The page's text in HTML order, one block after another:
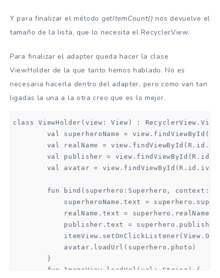
Y para finalizar el método getItemCount() nos devuelve el
tamaño de la lista, que lo necesita el RecyclerView.
Para finalizar el adapter queda hacer la clase
ViewHolder de la que tanto hemos hablado. No es
necesaria hacerla dentro del adapter, pero como van tan
ligadas la una a la otra creo que es lo mejor.
class ViewHolder(view: View) :
val superheroName =
val realName =
val publisher =
val avatar =
fun bind(superhero:Superhero, context:
superheroName.text =
            realName.text = superhero.realName
            publisher.text = superhero.publisher
            avatar.loadUrl(superhero.photo)
        }
        fun ImageView.loadUrl(url: String) {